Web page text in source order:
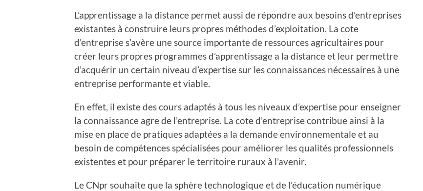
L’apprentissage a la distance permet aussi de répondre aux besoins d’entreprises
existantes à construire leurs propres méthodes d’exploitation. La cote
d’entreprise s’avère une source importante de ressources agricultaires pour
créer leurs propres programmes d’apprentissage a la distance et leur permettre
d’acquérir un certain niveau d’expertise sur les connaissances nécessaires à une
entreprise performante et viable.
En effet, il existe des cours adaptés à tous les niveaux d’expertise pour enseigner
la connaissance agre de l’entreprise. La cote d’entreprise contribue ainsi à la
mise en place de pratiques adaptées a la demande environnementale et au
besoin de compétences spécialisées pour améliorer les qualités professionnels
existentes et pour préparer le territoire ruraux à l’avenir.
Le CNpr souhaite que la sphère technologique et de l’éducation numérique